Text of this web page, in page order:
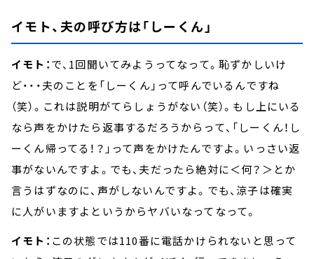
イモト、夫の呼び方は「しーくん」
イモト：で、1回聞いてみようってなって。恥ずかしいけ
ど・・・夫のことを「しーくん」って呼んでいるんですね
（笑）。これは説明がてらしょうがない（笑）。もし上にいる
なら声をかけたら返事するだろうからって、「しーくん！し
ーくん帰ってる！？」って声をかけたんですよ。いっさい返
事がないんですよ。でも、夫だったら絶対に＜何？＞とか
言うはずなのに、声がしないんですよ。でも、涼子は確実
に人がいますよというからヤバいなってなって。
イモト： この状態では110番に電話かけられないと思って